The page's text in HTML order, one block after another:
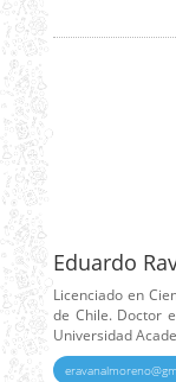
Eduardo
Licenciado en
de Chile. Doctor
Universidad